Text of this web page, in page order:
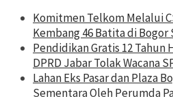
Komitmen Telkom Melalui
Kembang 46 Batita di Bogor
Pendidikan Gratis 12 Tahun
DPRD Jabar Tolak Wacana
Lahan Eks Pasar dan Plaza
Sementara Oleh Perumda